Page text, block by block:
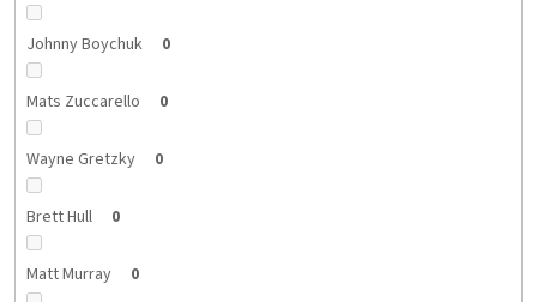
Johnny Boychuk 0
Mats Zuccarello 0
Wayne Gretzky 0
Brett Hull 0
Matt Murray 0